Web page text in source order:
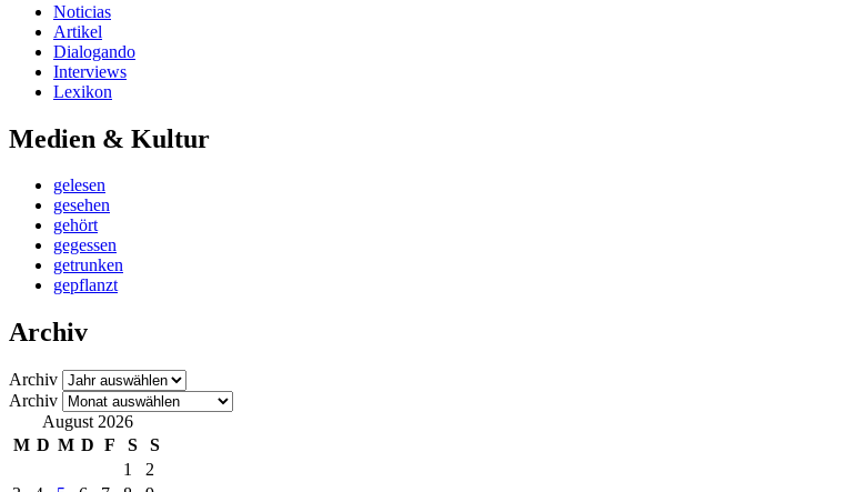
Noticias
Artikel
Dialogando
Interviews
Lexikon
Medien & Kultur
gelesen
gesehen
gehört
gegessen
getrunken
gepflanzt
Archiv
Archiv
Archiv
August 2026
M D M D F S
S
1
2